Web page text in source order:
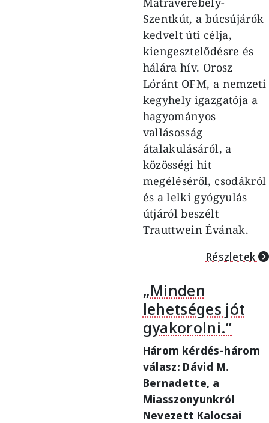
Szentkút, a búcsújárók
kedvelt úti célja,
kiengesztelődésre és
hálára hív. Orosz
Lóránt OFM, a nemzeti
kegyhely igazgatója a
hagyományos
vallásosság
átalakulásáról, a
közösségi hit
megéléséről, csodákról
és a lelki gyógyulás
útjáról beszélt
Trauttwein Évának.
Részletek
„Minden
lehetséges jót
gyakorolni.”
Három kérdés-három
válasz: Dávid M.
Bernadette, a
Miasszonyunkról
Nevezett Kalocsai